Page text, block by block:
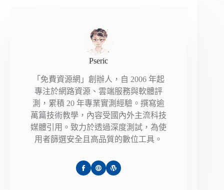
Pseric
「免費資源網」創辦人，自 2006 年起
專注於網路資源、雲端服務與軟體評
測，累積 20 年專業實測經驗。撰寫逾
萬篇技術教學，內容受國內外主流科技
媒體引用。致力於透過深度測試，為使
用者篩選安全且高品質的數位工具。